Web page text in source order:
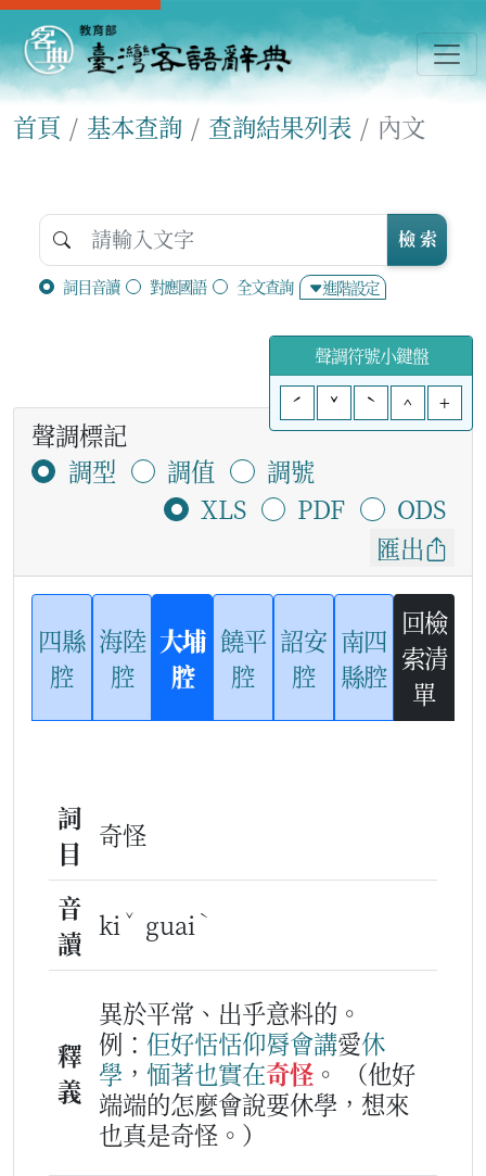
首頁 基本查詢 查詢結果列表 內文
詞目音讀 對應國語 全文查詢 進階設定
檢 索
聲調符號小鍵盤
ˊ
ˇ ˋ ^ +
聲調標記
調型
調值
調號
XLS
PDF
ODS
匯出
四縣
腔
海陸
腔
大埔
腔
饒平
腔
詔安
腔
南四
縣腔
回檢
索清
單
詞
目
奇怪
音
讀
ki ˇ guai ˋ
釋
義
異於平常、出乎意料的。
例： 佢好恬恬仰脣會講愛休
學 ， 愐著也實在奇怪 。
（他好
端端的怎麼會說要休學，想來
也真是奇怪。）